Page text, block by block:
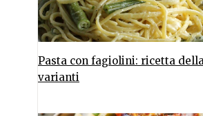
Pasta con fagiolini: ricetta
varianti